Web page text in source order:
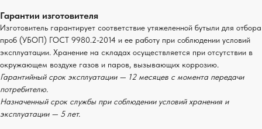
Гарантии изготовителя
Изготовитель гарантирует соответствие утяжеленной бутыли для отбора
проб (УБОП) ГОСТ 9980.2-2014 и ее работу при соблюдении условий
эксплуатации. Хранение на складах осуществляется при отсутствии в
окружающем воздухе газов и паров, вызывающих коррозию.
Гарантийный срок эксплуатации — 12 месяцев с момента передачи
потребителю.
Назначенный срок службы при соблюдении условий хранения и
эксплуатации — 5 лет.